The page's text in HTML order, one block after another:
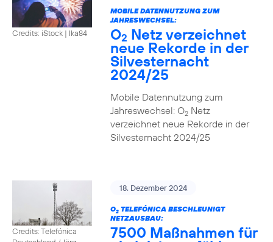
Credits: iStock | Ika84
MOBILE DATENNUTZUNG ZUM
JAHRESWECHSEL:
O2 Netz verzeichnet
neue Rekorde in der
Silvesternacht
2024/25
Mobile Datennutzung zum
Jahreswechsel: O2Netz
verzeichnet neue Rekorde in der
Silvesternacht 2024/25
Credits: Telefónica
18. Dezember 2024
O2TELEFÓNICA BESCHLEUNIGT
NETZAUSBAU:
7500 Maßnahmen für